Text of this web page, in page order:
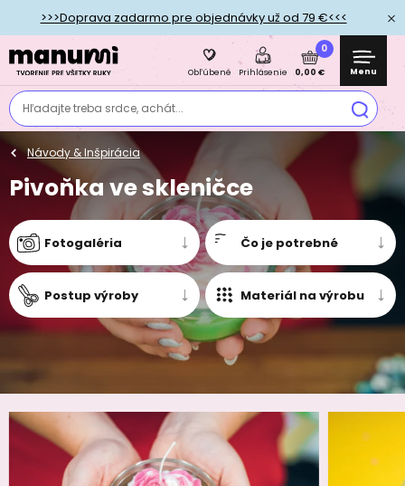
>>>Doprava zadarmo pre objednávky už od 79 €<<<
Hľadajte treba srdce, achát...
Obľúbené Prihlásenie
0
0,00 € Menu
Návody & Inšpirácia
Pivoňka ve skleničce
Fotogaléria Čo je potrebné
Postup výroby Materiál na výrobu